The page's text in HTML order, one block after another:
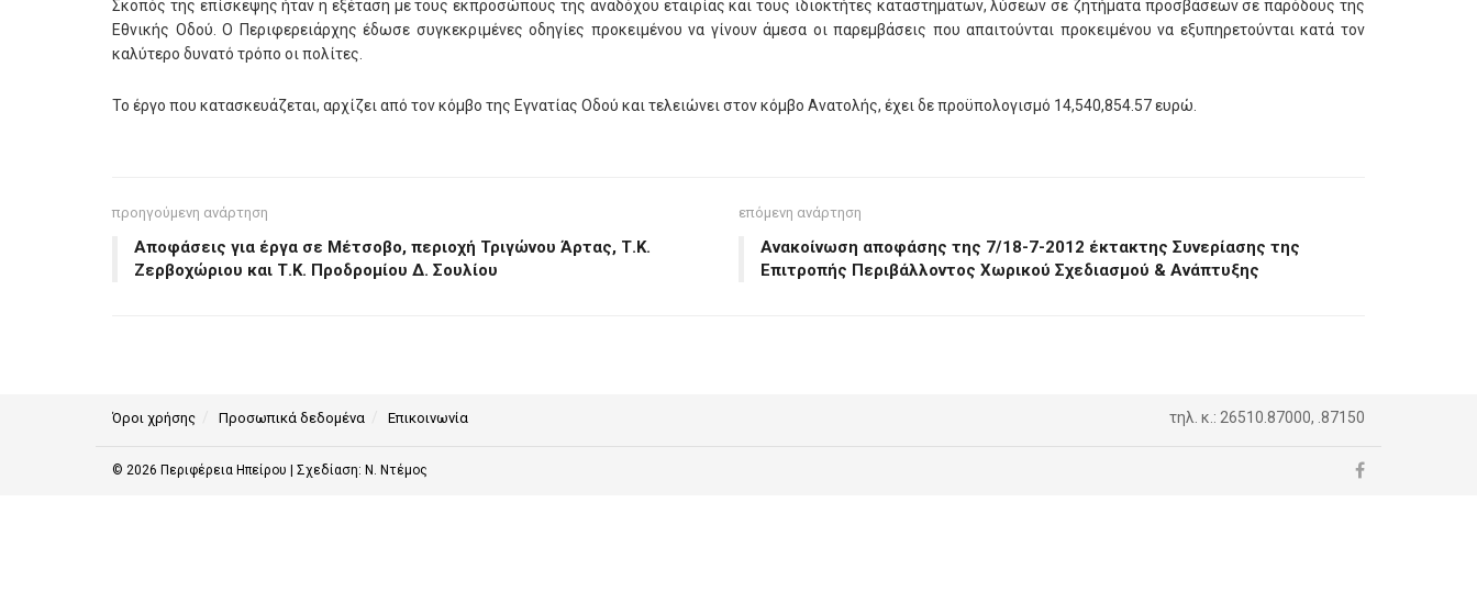
Σκοπός της επίσκεψης ήταν η εξέταση με τους εκπροσώπους της αναδόχου εταιρίας και τους ιδιοκτήτες καταστημάτων, λύσεων σε ζητήματα προσβάσεων σε παρόδους της
Εθνικής Οδού. Ο Περιφερειάρχης έδωσε συγκεκριμένες οδηγίες προκειμένου να γίνουν άμεσα οι παρεμβάσεις που απαιτούνται προκειμένου να εξυπηρετούνται κατά τον
καλύτερο δυνατό τρόπο οι πολίτες.
Το έργο που κατασκευάζεται, αρχίζει από τον κόμβο της Εγνατίας Οδού και τελειώνει στον κόμβο Ανατολής, έχει δε προϋπολογισμό 14,540,854.57 ευρώ.
προηγούμενη ανάρτηση
Αποφάσεις για έργα σε Μέτσοβο, περιοχή Τριγώνου Άρτας, Τ.Κ.
Ζερβοχώριου και Τ.Κ. Προδρομίου Δ. Σουλίου
επόμενη ανάρτηση
Ανακοίνωση αποφάσης της 7/18-7-2012 έκτακτης Συνερίασης της
Επιτροπής Περιβάλλοντος Χωρικού Σχεδιασμού & Ανάπτυξης
Όροι χρήσης Προσωπικά δεδομένα Επικοινωνία τηλ. κ.: 26510.87000, .87150
© 2026 Περιφέρεια Ηπείρου | Σχεδίαση: Ν. Ντέμος